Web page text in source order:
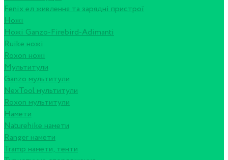
Fenix ел живлення та зарядні пристрої
Ножі
Ножі Ganzo-Firebird-Adimanti
Ruike ножі
Roxon ножi
Мультитули
Ganzo мультитули
NexTool мультитули
Roxon мультитули
Намети
Naturehike намети
Ranger намети
Tramp намети, тенти